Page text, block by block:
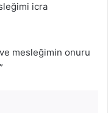
icra
mesleğimin onuru